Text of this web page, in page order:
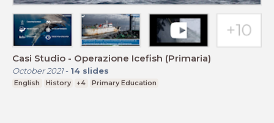
Casi Studio - Operazione Icefish (Primaria)
October 2021- 14 slides
English History +4 Primary Education